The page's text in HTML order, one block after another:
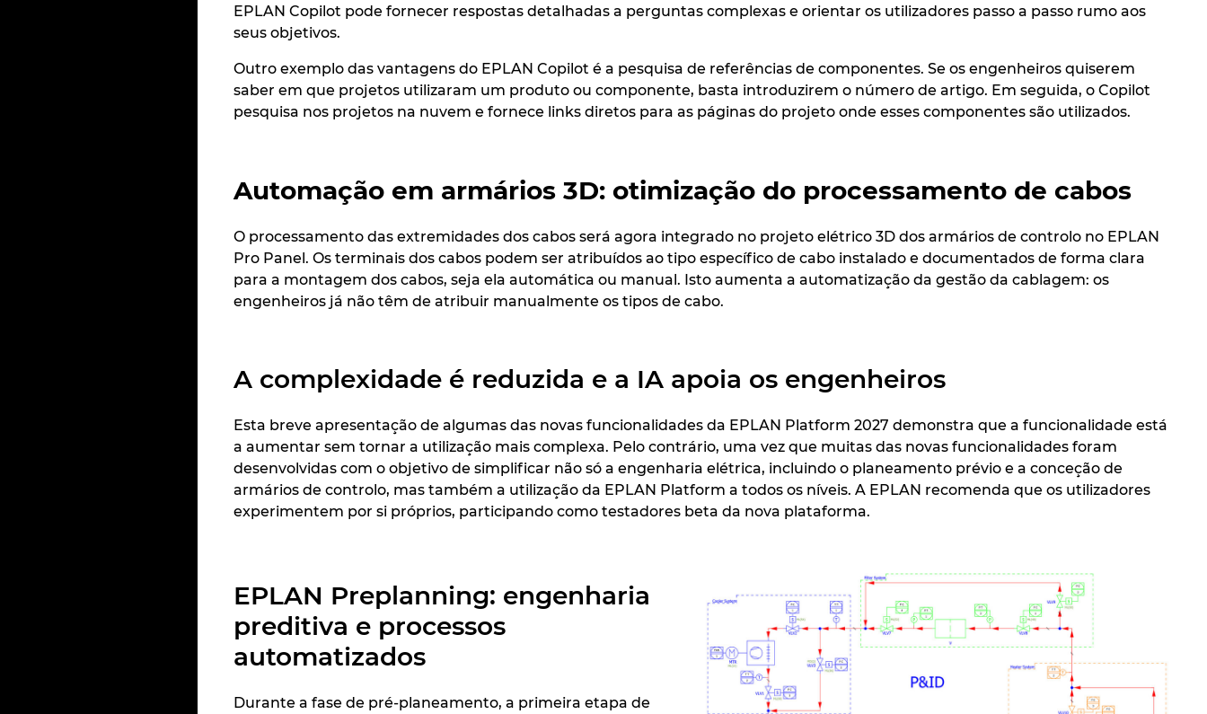
EPLAN Copilot pode fornecer respostas detalhadas a perguntas complexas e orientar os utilizadores passo a passo rumo aos
seus objetivos.
Outro exemplo das vantagens do EPLAN Copilot é a pesquisa de referências de componentes. Se os engenheiros quiserem
saber em que projetos utilizaram um produto ou componente, basta introduzirem o número de artigo. Em seguida, o Copilot
pesquisa nos projetos na nuvem e fornece links diretos para as páginas do projeto onde esses componentes são utilizados.
Automação em armários 3D: otimização do processamento de cabos
O processamento das extremidades dos cabos será agora integrado no projeto elétrico 3D dos armários de controlo no EPLAN
Pro Panel. Os terminais dos cabos podem ser atribuídos ao tipo específico de cabo instalado e documentados de forma clara
para a montagem dos cabos, seja ela automática ou manual. Isto aumenta a automatização da gestão da cablagem: os
engenheiros já não têm de atribuir manualmente os tipos de cabo.
A complexidade é reduzida e a IA apoia os engenheiros
Esta breve apresentação de algumas das novas funcionalidades da EPLAN Platform 2027 demonstra que a funcionalidade está
a aumentar sem tornar a utilização mais complexa. Pelo contrário, uma vez que muitas das novas funcionalidades foram
desenvolvidas com o objetivo de simplificar não só a engenharia elétrica, incluindo o planeamento prévio e a conceção de
armários de controlo, mas também a utilização da EPLAN Platform a todos os níveis. A EPLAN recomenda que os utilizadores
experimentem por si próprios, participando como testadores beta da nova plataforma.
EPLAN Preplanning: engenharia
preditiva e processos
automatizados
Durante a fase de pré-planeamento, a primeira etapa de